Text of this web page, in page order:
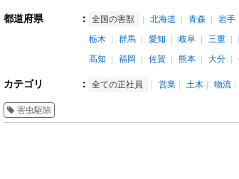
都道府県 ： 全国の害獣 北海道 青森 岩手
栃木
群馬 愛知 岐阜 三重
高知
福岡 佐賀 熊本 大分
カテゴリ ： 全ての正社員 営業 土木 物流
害虫駆除